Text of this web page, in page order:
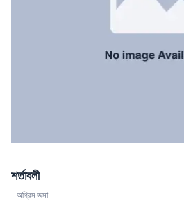
শর্তাবলী
অগ্রিম জমা